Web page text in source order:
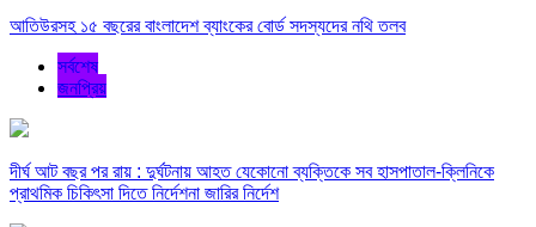
আতিউরসহ ১৫ বছরের বাংলাদেশ ব্যাংকের বোর্ড সদস্যদের নথি তলব
সর্বশেষ
জনপ্রিয়
দীর্ঘ আট বছর পর রায় : দুর্ঘটনায় আহত যেকোনো ব্যক্তিকে সব হাসপাতাল-ক্লিনিকে
প্রাথমিক চিকিৎসা দিতে নির্দেশনা জারির নির্দেশ